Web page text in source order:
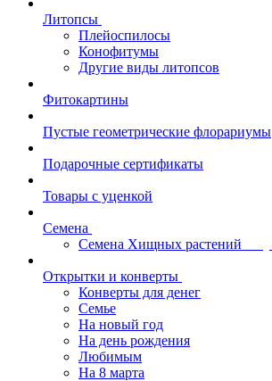
Литопсы
Плейоспилосы
Конофитумы
Другие виды литопсов
Фитокартины
Пустые геометрические флорариумы
Подарочные сертификаты
Товары с уценкой
Семена
Семена Хищных растений
Открытки и конверты
Конверты для денег
Семье
На новый год
На день рождения
Любимым
На 8 марта